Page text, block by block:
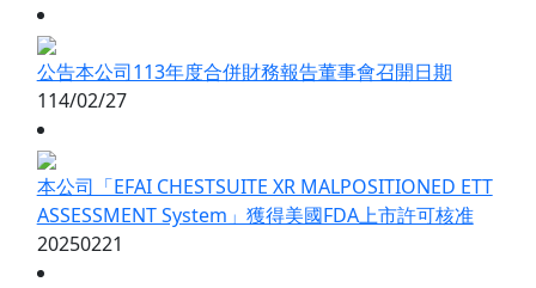
公告本公司113年度合併財務報告董事會召開日期
114/02/27
本公司「EFAI CHESTSUITE XR MALPOSITIONED ETT
ASSESSMENT System」獲得美國FDA上市許可核准
20250221